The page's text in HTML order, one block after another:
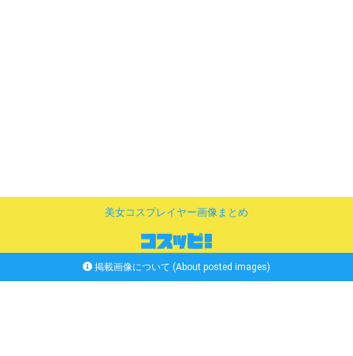
美女コスプレイヤー画像まとめ
掲載画像について (About posted images)